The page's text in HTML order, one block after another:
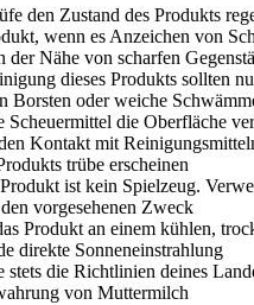
den Zustand des Produkts
wenn es Anzeichen von
der Nähe von scharfen
dieses Produkts sollten
Borsten oder weiche
Scheuermittel die Oberfläche
Kontakt mit
trübe erscheinen
ist kein Spielzeug.
vorgesehenen Zweck
Produkt an einem kühlen,
direkte Sonneneinstrahlung
stets die Richtlinien deines
von Muttermilch